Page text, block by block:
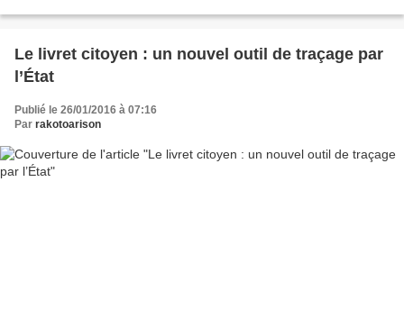
Le livret citoyen : un nouvel outil de traçage par
l’État
Publié le 26/01/2016 à 07:16
Par rakotoarison